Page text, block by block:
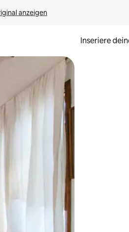
anzeigen
Inseriere
durch Berühren oder Wischgesten.